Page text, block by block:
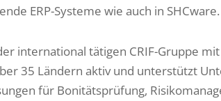
ERP-Systeme wie auch in SHCware.
international tätigen CRIF-Gruppe
35 Ländern aktiv und unterstützt
für Bonitätsprüfung,